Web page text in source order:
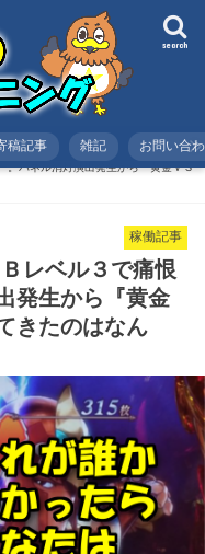
search
稿記事 雑記 お問い合
。パネル消灯演出発生から『黄金ＶＳ
稼働記事
レベル３で痛恨
発生から『黄金
きたのはなん